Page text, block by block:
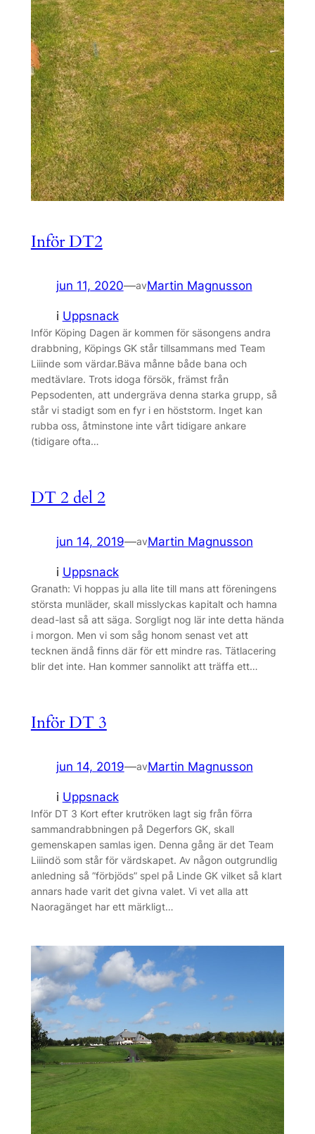
Inför DT2
jun 11, 2020—avMartin Magnusson
i Uppsnack
Inför Köping Dagen är kommen för säsongens andra
drabbning, Köpings GK står tillsammans med Team
Liiinde som värdar.Bäva månne både bana och
medtävlare. Trots idoga försök, främst från
Pepsodenten, att undergräva denna starka grupp, så
står vi stadigt som en fyr i en höststorm. Inget kan
rubba oss, åtminstone inte vårt tidigare ankare
(tidigare ofta…
DT 2 del 2
jun 14, 2019—avMartin Magnusson
i Uppsnack
Granath: Vi hoppas ju alla lite till mans att föreningens
största munläder, skall misslyckas kapitalt och hamna
dead-last så att säga. Sorgligt nog lär inte detta hända
i morgon. Men vi som såg honom senast vet att
tecknen ändå finns där för ett mindre ras. Tätlacering
blir det inte. Han kommer sannolikt att träffa ett…
Inför DT 3
jun 14, 2019—avMartin Magnusson
i Uppsnack
Inför DT 3 Kort efter krutröken lagt sig från förra
sammandrabbningen på Degerfors GK, skall
gemenskapen samlas igen. Denna gång är det Team
Liiindö som står för värdskapet. Av någon outgrundlig
anledning så ”förbjöds” spel på Linde GK vilket så klart
annars hade varit det givna valet. Vi vet alla att
Naoragänget har ett märkligt…